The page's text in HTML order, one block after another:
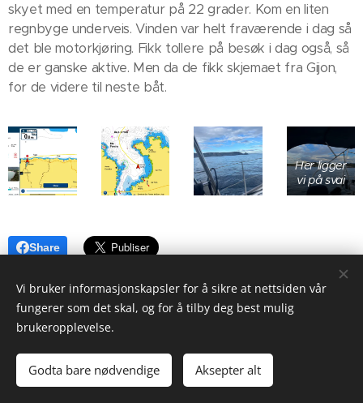
skyet med en temperatur på 22 grader. Kom en liten
regnbyge underveis. Vinden var helt fraværende i dag så
det ble motorkjøring. Fikk tollere på besøk i dag også, så
de er ganske aktive. Men da de fikk skjemaet fra Gijon,
for de videre til neste båt.
Her ligger
vi på svai
Share
Informasjonskapsler
Vi bruker informasjonskapsler for å sikre at nettsiden vår
fungerer som det skal, og for å tilby deg best mulig
brukeropplevelse.
Godta bare nødvendige Aksepter alt